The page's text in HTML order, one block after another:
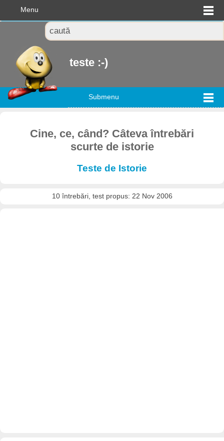
Menu
teste :-)
Submenu
Cine, ce, când? Câteva întrebări
scurte de istorie
Teste de Istorie
10 întrebări, test propus: 22 Nov 2006